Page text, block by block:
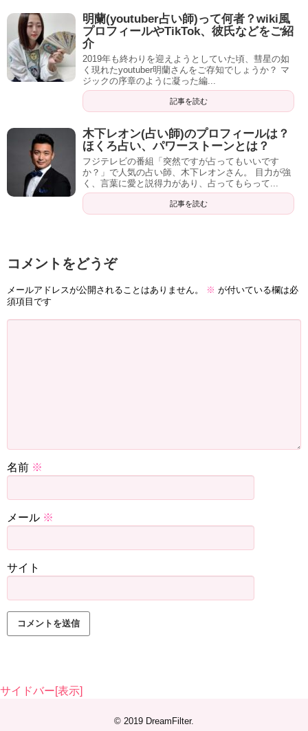
明蘭(youtuber占い師)って何者？wiki風
プロフィールやTikTok、彼氏などをご紹
介
2019年も終わりを迎えようとしていた頃、彗星の如
く現れたyoutuber明蘭さんをご存知でしょうか？ マ
ジックの序章のように凝った編...
記事を読む
木下レオン(占い師)のプロフィールは？
ほくろ占い、パワーストーンとは？
フジテレビの番組「突然ですが占ってもいいです
か？」で人気の占い師、木下レオンさん。 目力が強
く、言葉に愛と説得力があり、占ってもらって...
記事を読む
コメントをどうぞ
メールアドレスが公開されることはありません。 ※ が付いている欄は必
須項目です
名前 ※
メール ※
サイト
サイドバー[表示]
© 2019 DreamFilter.